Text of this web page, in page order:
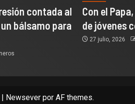
contada al
bálsamo para
Con el
de jóvenes
27 julio, 2026
| Newseverpor AF themes.